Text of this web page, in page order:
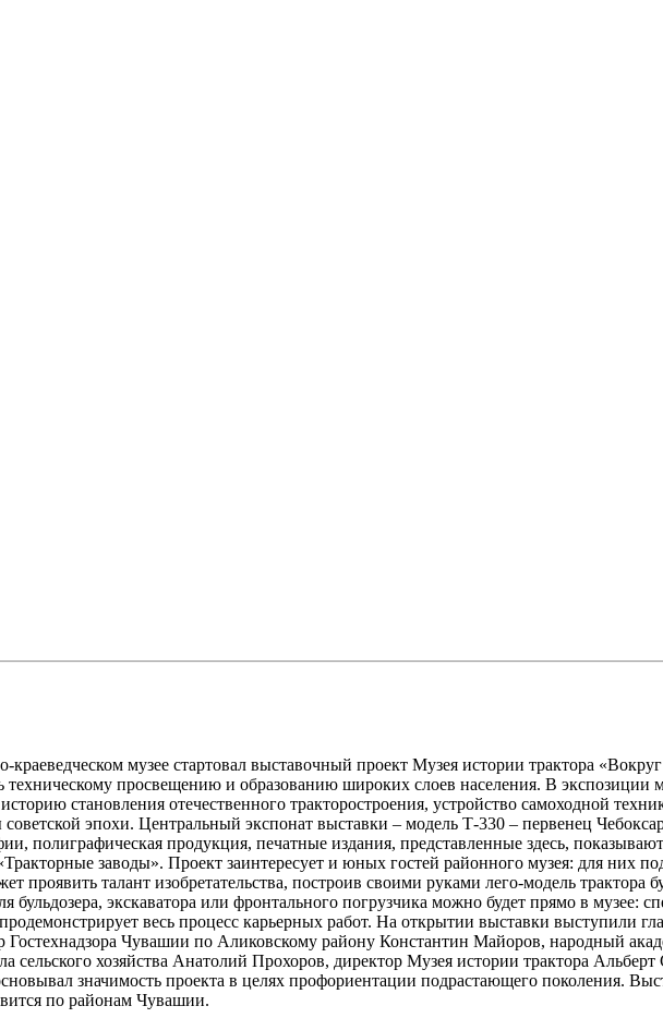
краеведческом музее стартовал выставочный проект Музея истории трактора
техническому просвещению и образованию широких слоев населения. В экспозиции
становления отечественного тракторостроения, устройство самоходной
эпохи. Центральный экспонат выставки – модель Т-330 – первенец
полиграфическая продукция, печатные издания, представленные здесь, показывают
заводы». Проект заинтересует и юных гостей районного музея: для них
проявить талант изобретательства, построив своими руками лего-модель трактора
бульдозера, экскаватора или фронтального погрузчика можно будет прямо в музее:
весь процесс карьерных работ. На открытии выставки выступили
Гостехнадзора Чувашии по Аликовскому району Константин Майоров, народный
сельского хозяйства Анатолий Прохоров, директор Музея истории трактора Альберт
значимость проекта в целях профориентации подрастающего поколения.
по районам Чувашии.